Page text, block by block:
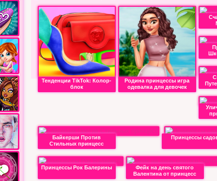
Тенденции TikTok: Колор-
блок
Родина принцессы игра
одевалка для девочек
Байкерши Против
Стильных принцесс
Принцессы
Принцессы Рок Балерины
Фейк на день святого
Валентина от принцесс